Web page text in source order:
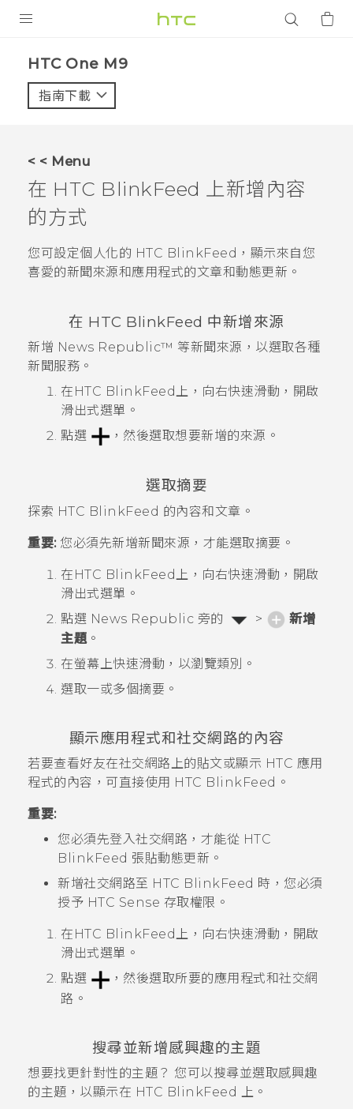
VIVE
VIVERSE
應用程式
支援服務
HTC One M9‎
指南下載
< < Menu
在 HTC BlinkFeed 上新增內容
的方式
您可設定個人化的 HTC BlinkFeed ，顯示來自您
喜愛的新聞來源和應用程式的文章和動態更新。
在 HTC BlinkFeed 中新增來源
新增 News Republic™ 等新聞來源，以選取各種
新聞服務。
在 HTC BlinkFeed上，向右快速滑動，開啟
滑出式選單。
點選
，然後選取想要新增的來源。
選取摘要
探索 HTC BlinkFeed 的內容和文章。
重要:您必須先新增新聞來源，才能選取摘要。
在 HTC BlinkFeed 上，向右快速滑動，開啟
滑出式選單。
點選 News Republic 旁的 >
新增
主題。
在螢幕上快速滑動，以瀏覽類別。
選取一或多個摘要。
顯示應用程式和社交網路的內容
若要查看好友在社交網路上的貼文或顯示 HTC 應用
程式的內容，可直接使用 HTC BlinkFeed 。
重要:
您必須先登入社交網路，才能從 HTC
BlinkFeed 張貼動態更新。
新增社交網路至 HTC BlinkFeed 時，您必須
授予 HTC Sense 存取權限。
在 HTC BlinkFeed上，向右快速滑動，開啟
滑出式選單。
點選
，然後選取所要的應用程式和社交網
路。
搜尋並新增感興趣的主題
想要找更針對性的主題？ 您可以搜尋並選取感興趣
的主題，以顯示在 HTC BlinkFeed 上。